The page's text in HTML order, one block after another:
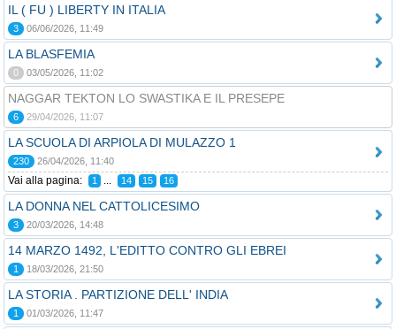
IL ( FU ) LIBERTY IN ITALIA
3 06/06/2026, 11:49
LA BLASFEMIA
0 03/05/2026, 11:02
NAGGAR TEKTON LO SWASTIKA E IL PRESEPE
6 29/04/2026, 11:07
LA SCUOLA DI ARPIOLA DI MULAZZO 1
230 26/04/2026, 11:40
Vai alla pagina: 1 ... 14 15 16
LA DONNA NEL CATTOLICESIMO
3 20/03/2026, 14:48
14 MARZO 1492, L'EDITTO CONTRO GLI EBREI
1 18/03/2026, 21:50
LA STORIA . PARTIZIONE DELL' INDIA
1 01/03/2026, 11:47